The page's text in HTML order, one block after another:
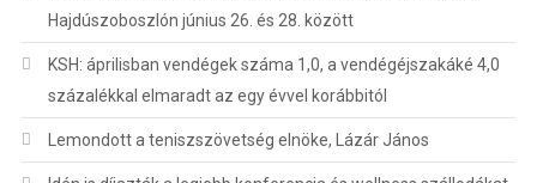
Hajdúszoboszlón június 26. és 28. között
KSH: áprilisban vendégek száma 1,0, a vendégéjszakáké 4,0
százalékkal elmaradt az egy évvel korábbitól
Lemondott a teniszszövetség elnöke, Lázár János